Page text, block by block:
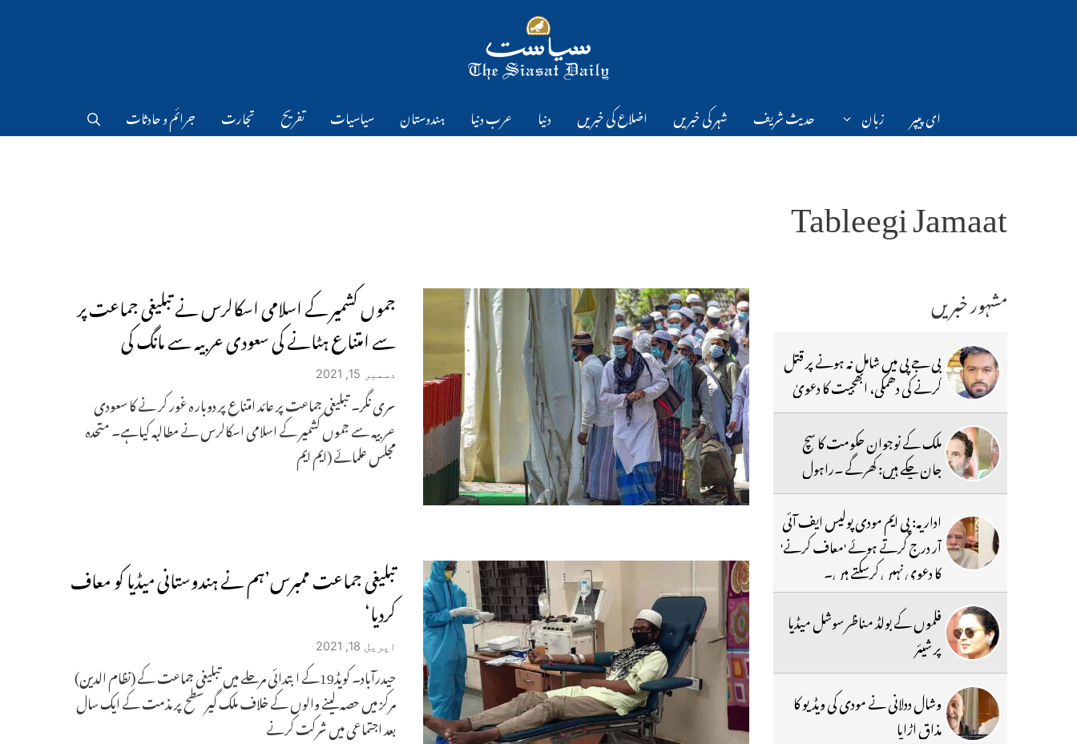
ای پیپر زبان حدیث شریف شہر کی خبریں اضلاع کی خبریں دنیا عرب دنیا ہندوستان سیاسیات تفریح تجارت جرائم و حادثات
Tableegi Jamaat
جموں کشمیر کے اسلامی اسکالرس نے تبلیغی جماعت پر
سے امتناع ہٹانے کی سعودی عربیہ سے مانگ کی
دسمبر 15, 2021
سری نگر۔ تبلیغی جماعت پر عائد امتناع پر دوبار ہ غور کر نے کا سعودی
عربیہ سے جموں کشمیر کے اسلامی اسکالرس نے مطالبہ کیاہے۔ متحدہ
مجلس علمائے (ایم ایم
تبلیغی جماعت ممبرس’ہم نے ہندوستانی میڈیا کو معاف
کردیا‘
اپریل 18, 2021
حیدرآباد۔ کویڈ19کے ابتدائی مرحلے میں تبلیغی جماعت کے (نظام الدین)
مرکز میں حصہ لینے والوں کے خلاف ملک گیر سطح پر مذمت کے ایک سال
بعد اجتماعی میں شرکت کرنے
مشہور خبریں
بی جے پی میں شامل نہ ہونے پر قتل
کرنے کی دھمکی، ابھجیت کا دعویٰ
ملک کے نوجوان حکومت کا سچ
جان چکے ہیں: کھرگے ۔راہول
اداریہ: پی ایم مودی پولیس ایف آئی
آر درج کرتے ہوئے 'معاف کرنے'
کا دعوی نہیں کرسکتے ہیں۔
فلموں کے بولڈ مناظر سوشل میڈیا
پر شیئر
وشال ددلانی نے مودی کی ویڈیو کا
مذاق اڑایا